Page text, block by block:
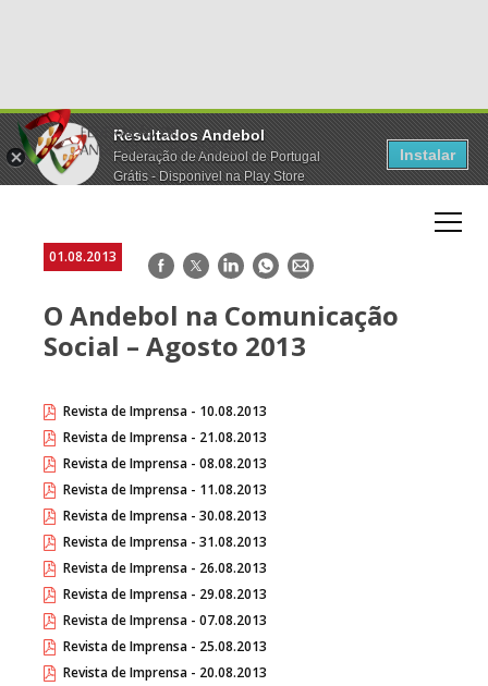
Resultados Andebol
Federação de Andebol de Portugal
Grátis - Disponivel na Play Store
Instalar
01.08.2013 Facebook
TwitterLinkedInWhatsApp
E-
O Andebol na Comunicação
Social – Agosto 2013
Revista de Imprensa - 10.08.2013
Revista de Imprensa - 21.08.2013
Revista de Imprensa - 08.08.2013
Revista de Imprensa - 11.08.2013
Revista de Imprensa - 30.08.2013
Revista de Imprensa - 31.08.2013
Revista de Imprensa - 26.08.2013
Revista de Imprensa - 29.08.2013
Revista de Imprensa - 07.08.2013
Revista de Imprensa - 25.08.2013
Revista de Imprensa - 20.08.2013